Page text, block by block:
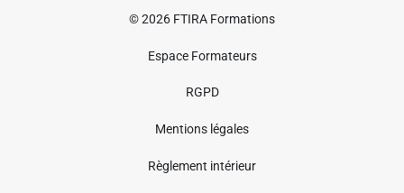
© 2026 FTIRA Formations
Espace Formateurs
RGPD
Mentions légales
Règlement intérieur